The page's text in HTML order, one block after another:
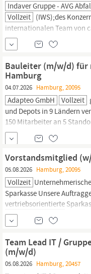
Indaver Gruppe - AVG
Vollzeit (IWS);des
internationalen Team von
Vertrieb,
unseren eigenen
zusammen, um unseren
ökologischen,
Gesichtspunkten
Bauleiter (m/w/d) für
Hamburg
04.07.2026 Hamburg, 20095
Adapteo GmbH Vollzeit
und Depots in 9 Ländern
150 Mitarbeiter an 5
Neu-Isenburg. Unser
auf den Kernwerten von
soll für Mitarbeiter/innen,
davon
Vorstandsmitglied
05.08.2026 Hamburg, 20095
Vollzeit
Sparkasse Unsere
vertriebsorientierte
mit einer Bilanzsumme von
Selbstverständnis „Gut für
wirtschaftsstarken
Team Lead IT /
(m/w/d)
05.08.2026 Hamburg, 20457